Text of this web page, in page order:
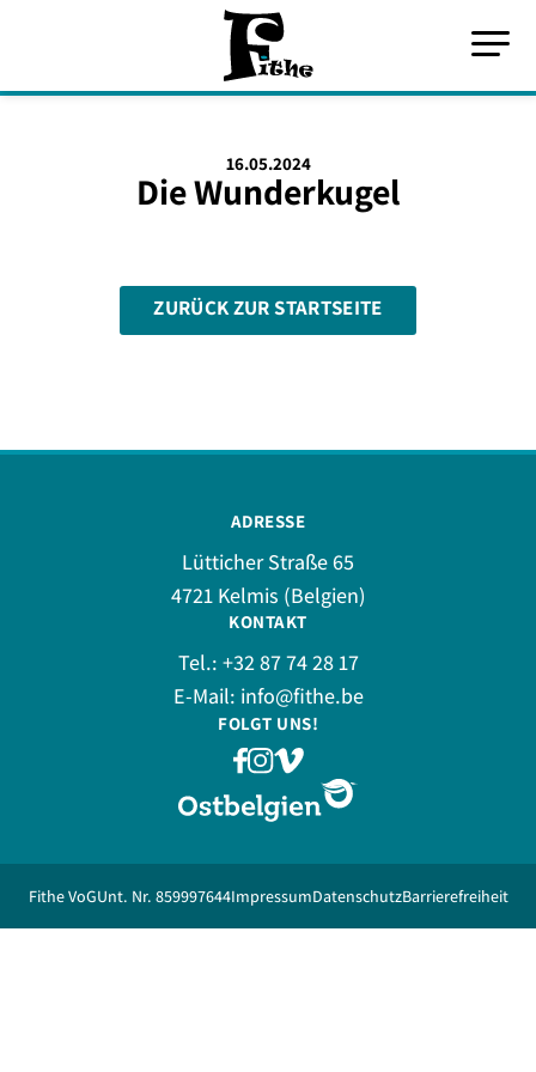
16.05.2024
Die Wunderkugel
ZURÜCK ZUR STARTSEITE
ADRESSE
Lütticher Straße 65
4721 Kelmis (Belgien)
KONTAKT
Tel.: +32 87 74 28 17
E-Mail: info@fithe.be
FOLGT UNS!
Fithe VoGUnt. Nr. 859997644ImpressumDatenschutzBarrierefreiheit